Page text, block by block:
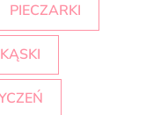
PIECZARKI